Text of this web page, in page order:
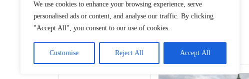
We use cookies to enhance your browsing experience, serve
personalised ads or content, and analyse our traffic. By clicking
"Accept All", you consent to our use of cookies.
Customise Reject All Accept All